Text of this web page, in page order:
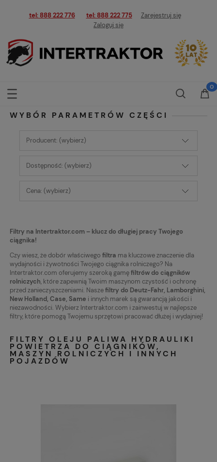
tel: 888 222 776 tel: 888 222 775
Zarejestruj się
Zaloguj się
WYBÓR PARAMETRÓW CZĘŚCI
Producent: (wybierz)
Dostępność: (wybierz)
Cena: (wybierz)
Filtry na Intertraktor.com – klucz do długiej pracy Twojego
ciągnika!
Czy wiesz, że dobór właściwego filtra ma kluczowe znaczenie dla
wydajności i żywotności Twojego ciągnika rolniczego? Na
Intertraktor.com oferujemy szeroką gamęfiltrów do ciągników
rolniczych, które zapewnią Twoim maszynom czystość i ochronę
przed zanieczyszczeniami. Naszefiltry do Deutz-Fahr, Lamborghini,
New Holland, Case, Same i innych marek są gwarancją jakości i
niezawodności. Wybierz Intertraktor.com i zainwestuj w najlepsze
filtry, które pomogą Twojemu sprzętowi pracować dłużej i wydajniej!
FILTRY OLEJU PALIWA HYDRAULIKI
POWIETRZA DO CIĄGNIKÓW,
MASZYN ROLNICZYCH I INNYCH
POJAZDÓW